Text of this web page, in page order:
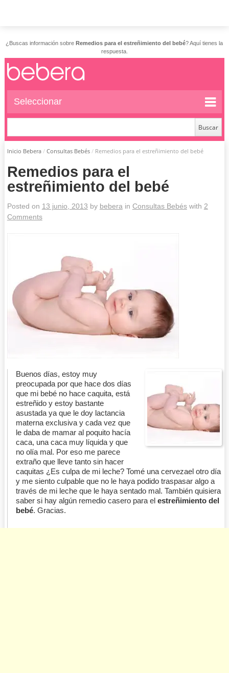
¿Buscas información sobre Remedios para el estreñimiento del bebé? Aquí tienes la
respuesta.
Seleccionar
Inicio Bebera / Consultas Bebés / Remedios para el estreñimiento del bebé
Remedios para el
estreñimiento del bebé
Posted on 13 junio, 2013 by bebera in Consultas Bebés with 2
Comments
Buenos días, estoy muy
preocupada por que hace dos días
que mi bebé no hace caquita, está
estreñido y estoy bastante
asustada ya que le doy lactancia
materna exclusiva y cada vez que
le daba de mamar al poquito hacía
caca, una caca muy líquida y que
no olía mal. Por eso me parece
extraño que lleve tanto sin hacer
caquitas ¿Es culpa de mi leche? Tomé una cervezael otro día
y me siento culpable que no le haya podido traspasar algo a
través de mi leche que le haya sentado mal. También quisiera
saber si hay algún remedio casero para elestreñimiento del
bebé. Gracias.